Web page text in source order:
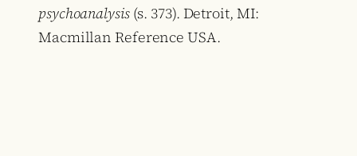
psychoanalysis(s. 373). Detroit, MI:
Macmillan Reference USA.